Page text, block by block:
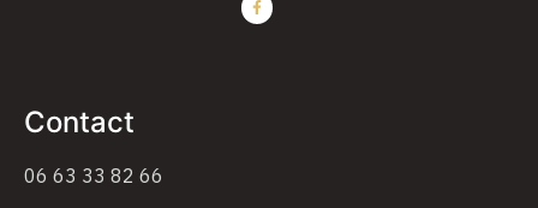
Contact
06 63 33 82 66